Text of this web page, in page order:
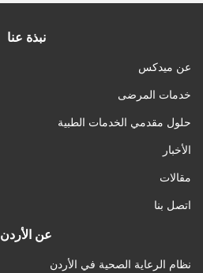
نبذة عنا
عن ميدكس
خدمات المرضى
حلول مقدمي الخدمات الطبية
الأخبار
مقالات
اتصل بنا
عن الأردن
نظام الرعاية الصحية في الأردن